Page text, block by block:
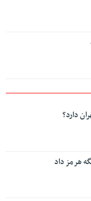
دارد؟
هرمز داد